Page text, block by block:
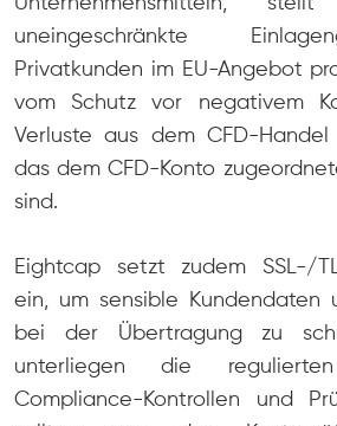
uneingeschränkte
Privatkunden im EU-Angebot
vom Schutz vor negativem
Verluste aus dem CFD-
das dem CFD-Konto
sind.
Eightcap setzt zudem SSL-/
ein, um sensible Kundendaten
bei der Übertragung zu
unterliegen die regulierten
Compliance-Kontrollen und